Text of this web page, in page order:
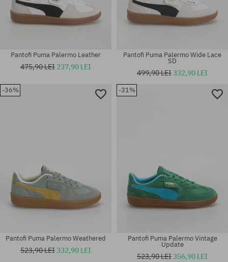
Pantofi Puma Palermo Leather
475,90 LEI 237,90 LEI
Pantofi Puma Palermo Wide Lace
SD
499,90 LEI332,90 LEI
-36%
Pantofi Puma Palermo Weathered
523,90 LEI332,90 LEI
-31%
Pantofi Puma Palermo Vintage
Update
523,90 LEI356,90 LEI